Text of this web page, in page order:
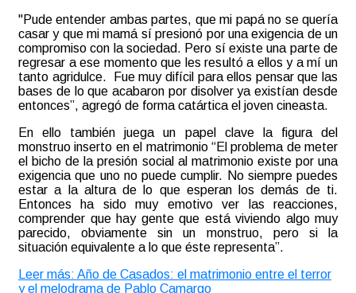
"Pude entender ambas partes, que mi papá no se quería
casar y que mi mamá sí presionó por una exigencia de un
compromiso con la sociedad. Pero sí existe una parte de
regresar a ese momento que les resultó a ellos y a mí un
tanto agridulce. Fue muy difícil para ellos pensar que las
bases de lo que acabaron por disolver ya existían desde
entonces”, agregó de forma catártica el joven cineasta.
En ello también juega un papel clave la figura del
monstruo inserto en el matrimonio “El problema de meter
el bicho de la presión social al matrimonio existe por una
exigencia que uno no puede cumplir. No siempre puedes
estar a la altura de lo que esperan los demás de ti.
Entonces ha sido muy emotivo ver las reacciones,
comprender que hay gente que está viviendo algo muy
parecido, obviamente sin un monstruo, pero si la
situación equivalente a lo que éste representa”.
Leer más: Año de Casados: el matrimonio entre el terror
y el melodrama de Pablo Camargo